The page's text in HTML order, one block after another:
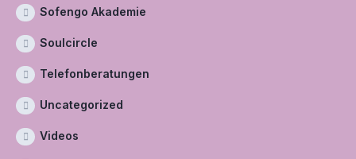
Sofengo Akademie
Soulcircle
Telefonberatungen
Uncategorized
Videos